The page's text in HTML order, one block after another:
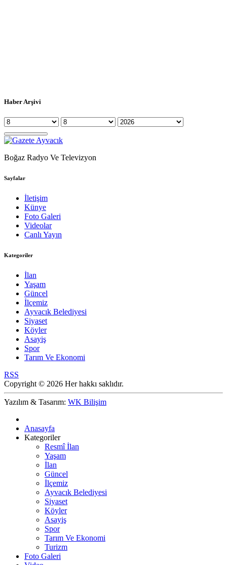
Haber Arşivi
Boğaz Radyo Ve Televizyon
Sayfalar
İletişim
Künye
Foto Galeri
Videolar
Canlı Yayın
Kategoriler
İlan
Yaşam
Güncel
İlçemiz
Ayvacık Belediyesi
Siyaset
Köyler
Asayiş
Spor
Tarım Ve Ekonomi
RSS
Copyright © 2026 Her hakkı saklıdır.
Yazılım & Tasarım: WK Bilişim
Anasayfa
Kategoriler
Resmî İlan
Yaşam
İlan
Güncel
İlçemiz
Ayvacık Belediyesi
Siyaset
Köyler
Asayiş
Spor
Tarım Ve Ekonomi
Turizm
Foto Galeri